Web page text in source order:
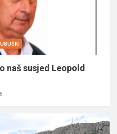
naš susjed Leopold